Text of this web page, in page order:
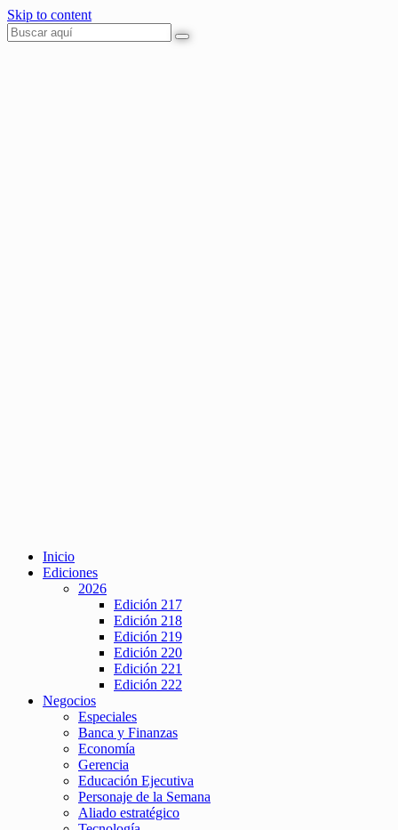
Skip to content
Inicio
Ediciones
2026
Edición 217
Edición 218
Edición 219
Edición 220
Edición 221
Edición 222
Negocios
Especiales
Banca y Finanzas
Economía
Gerencia
Educación Ejecutiva
Personaje de la Semana
Aliado estratégico